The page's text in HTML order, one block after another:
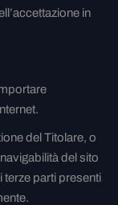
in
del Titolare, o
del sito
terze parti presenti